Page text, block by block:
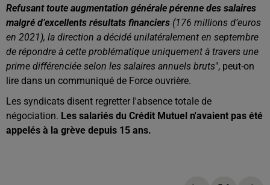
Refusant toute augmentation générale pérenne des salaires
malgré d’excellents résultats financiers (176 millions d’euros
en 2021), la direction a décidé unilatéralement en septembre
de répondre à cette problématique uniquement à travers une
prime différenciée selon les salaires annuels bruts", peut-on
lire dans un communiqué de Force ouvrière.
Les syndicats disent regretter l'absence totale de
négociation. Les salariés du Crédit Mutuel n'avaient pas été
appelés à la grève depuis 15 ans.